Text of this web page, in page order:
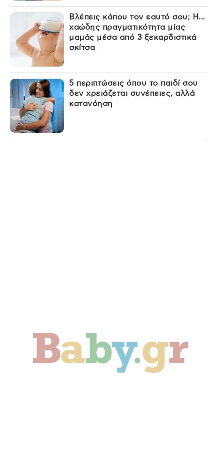
Βλέπεις κάπου τον εαυτό σου; Η...
χαώδης πραγματικότητα μίας
μαμάς μέσα από 3 ξεκαρδιστικά
σκίτσα
5 περιπτώσεις όπου το παιδί σου
δεν χρειάζεται συνέπειες, αλλά
κατανόηση